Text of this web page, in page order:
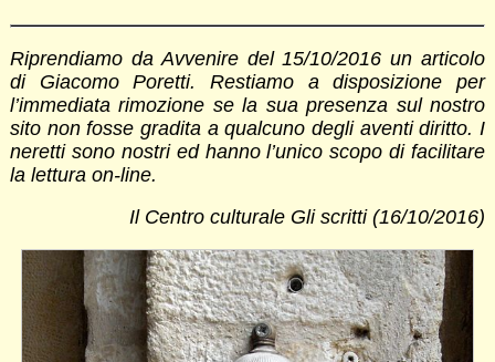
Riprendiamo da Avvenire del 15/10/2016 un articolo
di Giacomo Poretti. Restiamo a disposizione per
l’immediata rimozione se la sua presenza sul nostro
sito non fosse gradita a qualcuno degli aventi diritto. I
neretti sono nostri ed hanno l’unico scopo di facilitare
la lettura on-line.
Il Centro culturale Gli scritti (16/10/2016)